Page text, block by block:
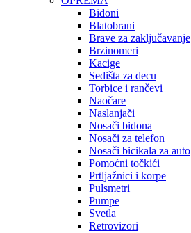
Bidoni
Blatobrani
Brave za zaključavanje
Brzinomeri
Kacige
Sedišta za decu
Torbice i rančevi
Naočare
Naslanjači
Nosači bidona
Nosači za telefon
Nosači bicikala za auto
Pomoćni točkići
Prtljažnici i korpe
Pulsmetri
Pumpe
Svetla
Retrovizori